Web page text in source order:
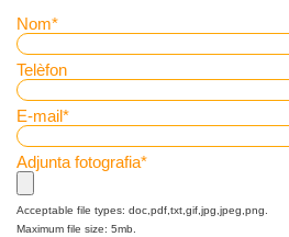
Nom*
Telèfon
E-mail*
Adjunta fotografia*
Acceptable file types: doc,pdf,txt,gif,jpg,jpeg,png.
Maximum file size: 5mb.